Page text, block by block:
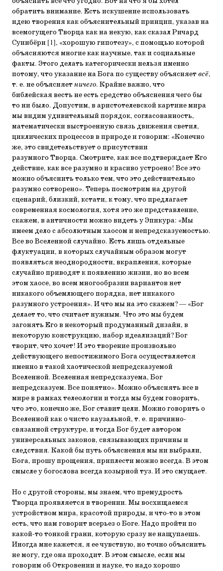
обратить внимание. Есть искушение использовать
идею творения как объяснительный принцип, указав на
всемогущего Творца как на некую, как сказал Ричард
Суинбёрн [1], «хорошую гипотезу», с помощью которой
объясняются многие как научные, так и социальные
факты. Этого делать категорически нельзя именно
потому, что указание на Бога по существу объясняетвсё,
т. е. не объясняетничего. Крайне важно, что
библейская весть не есть средство объяснения чего бы
то ни было. Допустим, в аристотелевской картине мира
мы видим удивительный порядок, согласованность,
математически выстроенную связь движения светил,
циклических процессов в природе и говорим: «Конечно
же, это свидетельствует о присутствии
разумного Творца. Смотрите, как все подтверждает Его
действие, как все разумно и красиво устроено! Все это
можно объяснить только тем, что это действительно
разумно сотворено». Теперь посмотрим на другой
сценарий, близкий, кстати, к тому, что предлагает
современная космология, хотя это же представление,
скажем, в античности можно видеть у Эпикура: «Мы
имеем дело с абсолютным хаосом и непредсказуемостью.
Все во Вселенной случайно. Есть лишь отдельные
флуктуации, в которых случайным образом могут
появляться неоднородности, вкрапления, которые
случайно приводят к появлению жизни, но во всем
этом хаосе, во всем многообразии вариантов нет
никакого объемлющего порядка, нет никакого
разумного устроения». И что мы на это скажем? — «Бог
делает то, что считает нужным. Что это мы будем
загонять Его в некоторый продуманный дизайн, в
некоторую конструкцию, набор идеализаций? Бог
творит, что хочет! И это творение произвольно
действующего непостижимого Бога осуществляется
именно в такой хаотической непредсказуемой
Вселенной. Вселенная непредсказуема, Бог
непредсказуем. Все понятно». Можно объяснять все в
мире в рамках телеологии и тогда мы будем говорить,
что это, конечно же, Бог ставит цели. Можно говорить о
Вселенной как о чисто каузальной, т. е. причинно-
связанной структуре, и тогда Бог будет автором
универсальных законов, связывающих причины и
следствия. Какой бы путь объяснения мы ни выбрали,
Бога, прошу прощения, приплести можно всегда. В этом
смысле у богослова всегда козырной туз. И это смущает.
Но с другой стороны, мы знаем, что премудрость
Творца проявляется в творении. Мы восхищаемся
устройством мира, красотой природы, и что-то в этом
есть, что нам говорит всерьез о Боге. Надо пройти по
какой-то тонкой грани, которую сразу не нащупаешь.
Иногда мне кажется, я ее чувствую, но точно объяснить
не могу, где она проходит. В этом смысле, если мы
говорим об Откровении и науке, то надо хорошо